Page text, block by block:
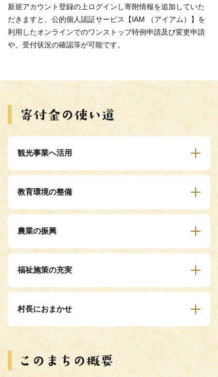
新規アカウント登録の上ログインし寄附情報を追加していた
だきますと、公的個人認証サービス【IAM （アイアム）】を
利用したオンラインでのワンストップ特例申請及び変更申請
や、受付状況の確認等が可能です。
観光事業へ活用
教育環境の整備
農業の振興
福祉施策の充実
村長におまかせ